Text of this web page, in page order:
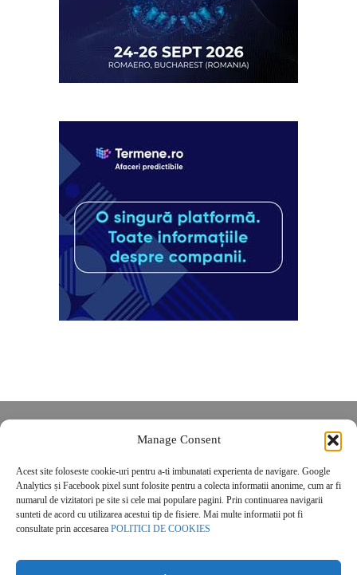
Manage Consent
Acest site foloseste cookie-uri pentru a-ti imbunatati experienta de navigare. Google
Analytics și Facebook pixel sunt folosite pentru a colecta informatii anonime, cum ar fi
numarul de vizitatori pe site si cele mai populare pagini. Prin continuarea navigarii
sunteti de acord cu utilizarea acestui tip de fisiere. Mai multe informatii pot fi
consultate prin accesarea POLITICI DE COOKIES
POLITICĂ DE CONFIDENȚIALITATE
Politica de cookies